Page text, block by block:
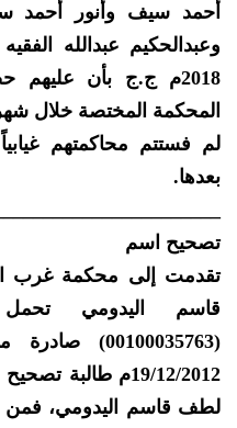
أحمد سيف وأنور أحمد
2018م ج.ج بأن
المحكمة المختصة خلال
بعدها.
تصحيح اسم
تقدمت إلى محكمة غرب
قاسم اليدومي
19/12/2012م طالبة
لطف قاسم اليدومي، فمن